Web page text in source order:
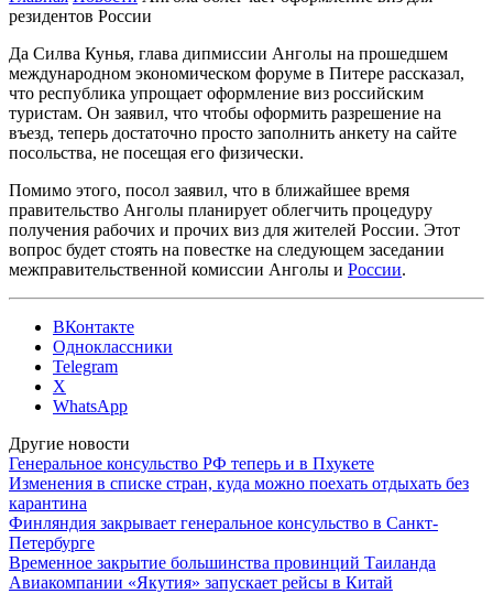
резидентов России
Да Силва Кунья, глава дипмиссии Анголы на прошедшем
международном экономическом форуме в Питере рассказал,
что республика упрощает оформление виз российским
туристам. Он заявил, что чтобы оформить разрешение на
въезд, теперь достаточно просто заполнить анкету на сайте
посольства, не посещая его физически.
Помимо этого, посол заявил, что в ближайшее время
правительство Анголы планирует облегчить процедуру
получения рабочих и прочих виз для жителей России. Этот
вопрос будет стоять на повестке на следующем заседании
межправительственной комиссии Анголы и России.
ВКонтакте
Одноклассники
Telegram
X
WhatsApp
Другие новости
Генеральное консульство РФ теперь и в Пхукете
Изменения в списке стран, куда можно поехать отдыхать без
карантина
Финляндия закрывает генеральное консульство в Санкт-
Петербурге
Временное закрытие большинства провинций Таиланда
Авиакомпании «Якутия» запускает рейсы в Китай